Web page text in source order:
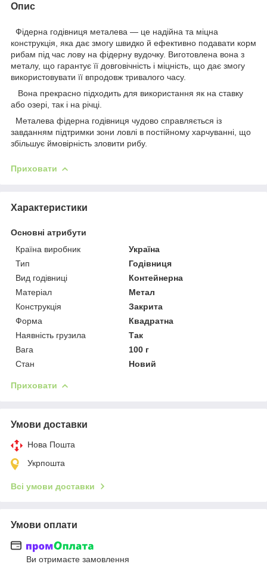
Опис
Фідерна годівниця металева — це надійна та міцна
конструкція, яка дає змогу швидко й ефективно подавати корм
рибам під час лову на фідерну вудочку. Виготовлена вона з
металу, що гарантує її довговічність і міцність, що дає змогу
використовувати її впродовж тривалого часу.
Вона прекрасно підходить для використання як на ставку
або озері, так і на річці.
Металева фідерна годівниця чудово справляється із
завданням підтримки зони ловлі в постійному харчуванні, що
збільшує ймовірність зловити рибу.
Приховати
Характеристики
Основні атрибути
Країна виробник
Україна
Тип
Годівниця
Вид годівниці
Контейнерна
Матеріал
Метал
Конструкція
Закрита
Форма
Квадратна
Наявність грузила
Так
Вага
100 г
Стан
Новий
Приховати
Умови доставки
Нова Пошта
Укрпошта
Всі умови доставки
Умови оплати
Ви отримаєте замовлення